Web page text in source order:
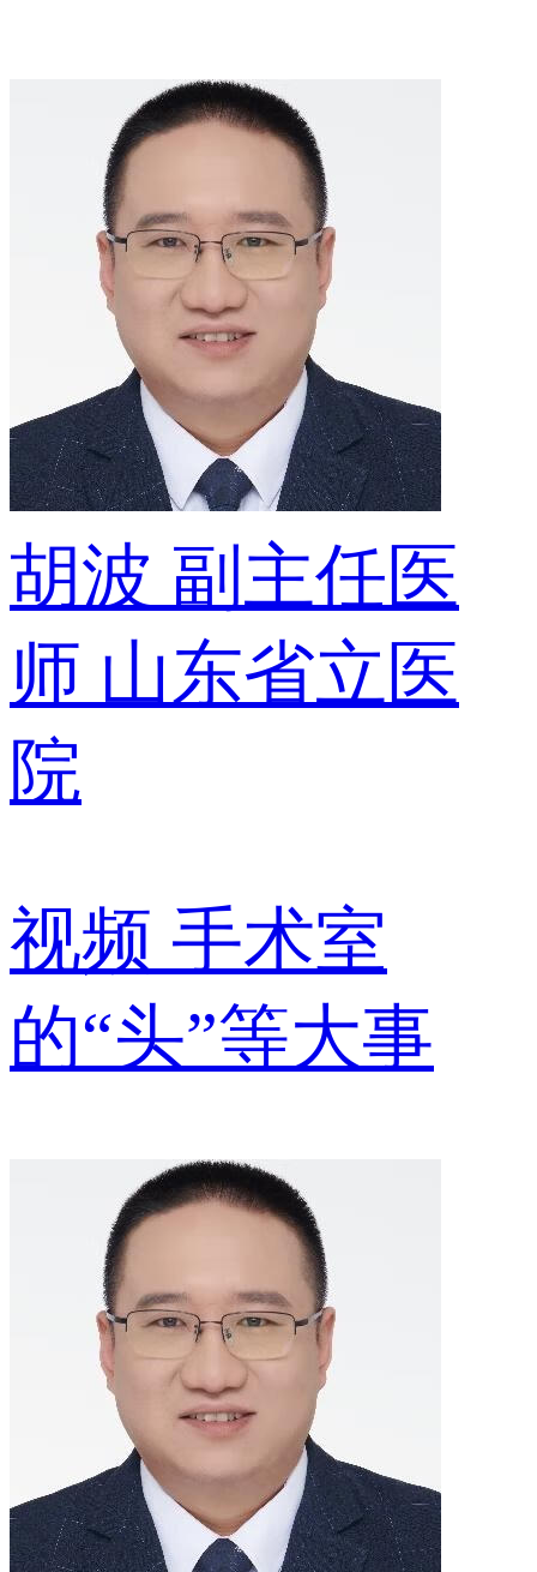
胡波 副主任医
师 山东省立医
院
视频 手术室
的“头”等大事